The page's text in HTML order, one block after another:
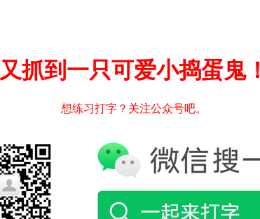
又抓到一只可爱小捣蛋鬼！
想练习打字？关注公众号吧。